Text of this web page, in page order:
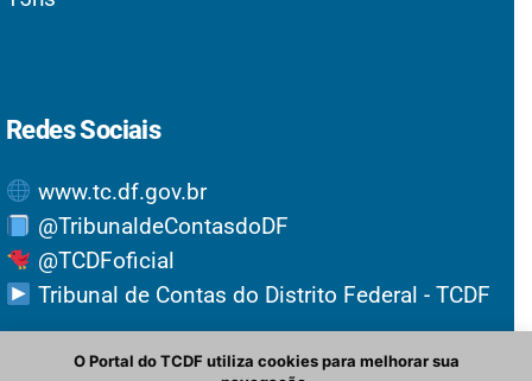
Redes Sociais
www.tc.df.gov.br
@TribunaldeContasdoDF
@TCDFoficial
Tribunal de Contas do Distrito Federal - TCDF
O Portal do TCDF utiliza cookies para melhorar sua